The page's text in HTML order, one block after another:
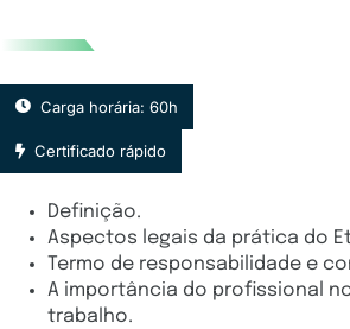
Carga horária: 60h
Certificado rápido
Definição.
Aspectos legais da prática do
Termo de responsabilidade e
A importância do profissional
trabalho.